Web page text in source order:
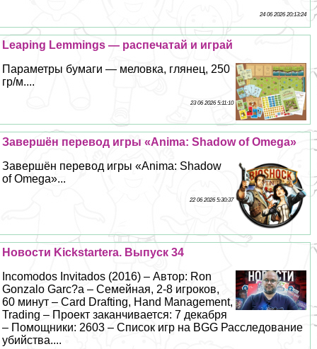
24 06 2026 20:13:24
Leaping Lemmings — распечатай и играй
Параметры бумаги — меловка, глянец, 250
гр/м....
23 06 2026 5:11:10
Завершён перевод игры «Anima: Shadow of Omega»
Завершён перевод игры «Anima: Shadow
of Omega»...
22 06 2026 5:30:37
Новости Kickstarterа. Выпуск 34
Incomodos Invitados (2016) – Автор: Ron
Gonzalo Garc?a – Семейная, 2-8 игроков,
60 минут – Card Drafting, Hand Management,
Trading – Проект заканчивается: 7 декабря
– Помощники: 2603 – Список игр на BGG Расследование
убийства....